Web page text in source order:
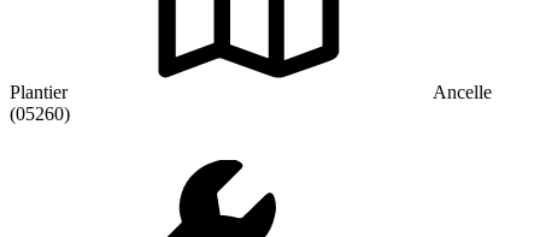
Plantier
Ancelle
(05260)